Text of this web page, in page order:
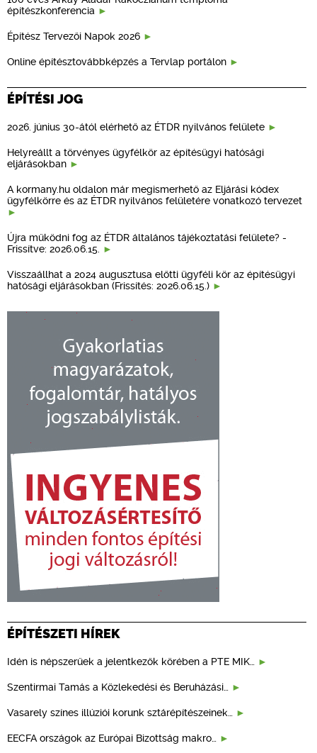
építészkonferencia
Építész Tervezői Napok 2026
Online építésztovábbképzés a Tervlap portálon
ÉPÍTÉSI JOG
2026. június 30-ától elérhető az ÉTDR nyilvános felülete
Helyreállt a törvényes ügyfélkör az építésügyi hatósági
eljárásokban
A kormany.hu oldalon már megismerhető az Eljárási kódex
ügyfélkörre és az ÉTDR nyilvános felületére vonatkozó tervezet
Újra működni fog az ÉTDR általános tájékoztatási felülete? -
Frissítve: 2026.06.15.
Visszaállhat a 2024 augusztusa előtti ügyféli kör az építésügyi
hatósági eljárásokban (Frissítés: 2026.06.15.)
ÉPÍTÉSZETI HÍREK
Idén is népszerűek a jelentkezők körében a PTE MIK…
Szentirmai Tamás a Közlekedési és Beruházási…
Vasarely színes illúziói korunk sztárépítészeinek…
EECFA országok az Európai Bizottság makro…